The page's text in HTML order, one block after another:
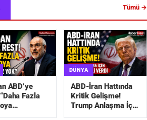
Tümü →
ABD’ye
Fazla
DÜNYA
ABD-İran Hattında
Kritik Gelişme!
Trump Anlaşma İçin